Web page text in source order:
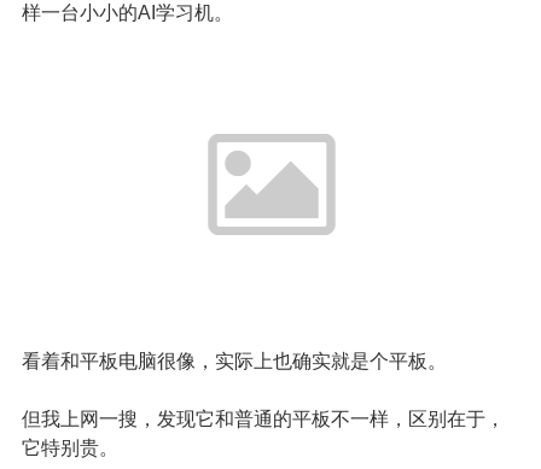
样一台小小的AI学习机。
看着和平板电脑很像，实际上也确实就是个平板。
但我上网一搜，发现它和普通的平板不一样，区别在于，
它特别贵。